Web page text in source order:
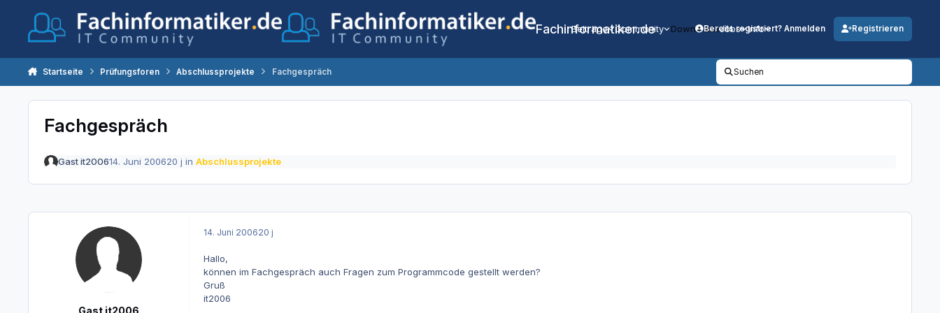
Fachinformatiker.de
Beiträge Community DownloadsJobs Info
Bereits registriert? Anmelden Registrieren
Startseite Prüfungsforen Abschlussprojekte Fachgespräch Suchen
Fachgespräch
Gast it200614. Juni 200620 j in Abschlussprojekte
14. Juni 200620 j
Hallo,
können im Fachgespräch auch Fragen zum Programmcode gestellt werden?
Gruß
it2006